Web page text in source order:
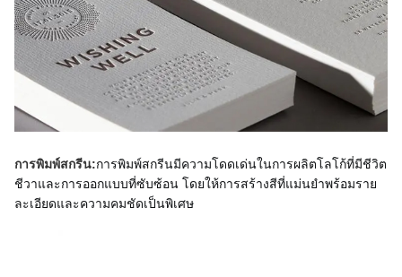
การพิมพ์สกรีน:การพิมพ์สกรีนมีความโดดเด่นในการผลิตโลโก้ที่มีชีวิต
ชีวาและการออกแบบที่ซับซ้อน โดยให้การสร้างสีที่แม่นยำพร้อมราย
ละเอียดและความคมชัดเป็นพิเศษ